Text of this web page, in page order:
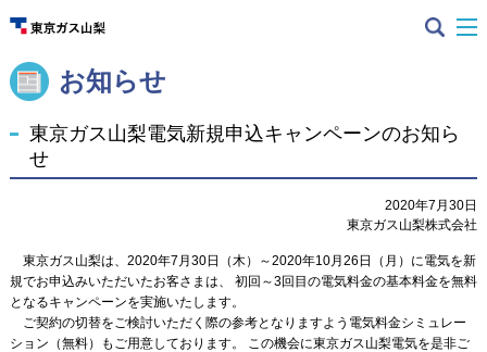
お知らせ
東京ガス山梨電気新規申込キャンペーンのお知ら
せ
2020年7月30日
東京ガス山梨株式会社
東京ガス山梨は、2020年7月30日（木）～2020年10月26日（月）に電気を新
規でお申込みいただいたお客さまは、 初回～3回目の電気料金の基本料金を無料
となるキャンペーンを実施いたします。
ご契約の切替をご検討いただく際の参考となりますよう電気料金シミュレー
ション（無料）もご用意しております。 この機会に東京ガス山梨電気を是非ご